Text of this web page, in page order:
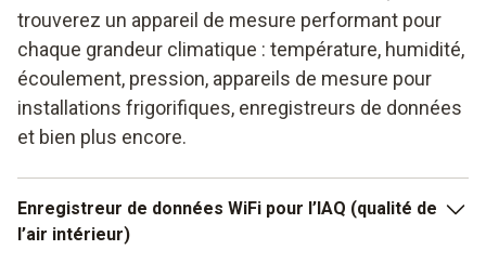
trouverez un appareil de mesure performant pour
chaque grandeur climatique : température, humidité,
écoulement, pression, appareils de mesure pour
installations frigorifiques, enregistreurs de données
et bien plus encore.
Enregistreur de données WiFi pour l’IAQ (qualité de
l’air intérieur)